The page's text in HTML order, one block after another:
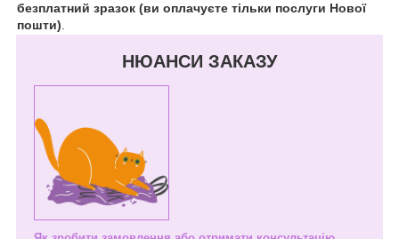
безплатний зразок (ви оплачуєте тільки послуги Нової
пошти).
НЮАНСИ ЗАКАЗУ